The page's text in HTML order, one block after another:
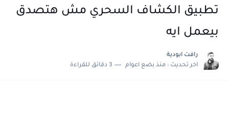
تطبيق الكشاف السحري مش هتصدق
بيعمل ايه
رافت ابودية
اخر تحديث : منذ بضع اعوام 3 دقائق للقراءة